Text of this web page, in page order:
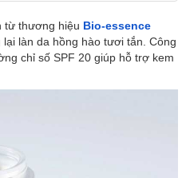
từ thương hiệu Bio-essence
làn da hồng hào tươi tắn. Công
chỉ số SPF 20 giúp hỗ trợ kem